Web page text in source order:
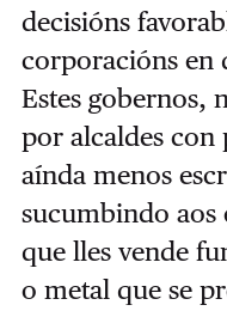
decisións
corporacións en
Estes gobernos,
por alcaldes con
aínda menos
sucumbindo aos
que lles vende
o metal que se